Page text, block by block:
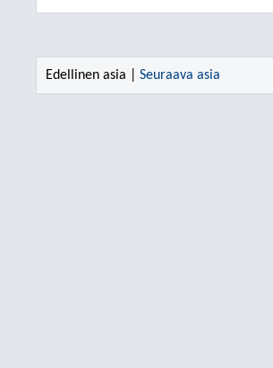
Edellinen asia | Seuraava asia